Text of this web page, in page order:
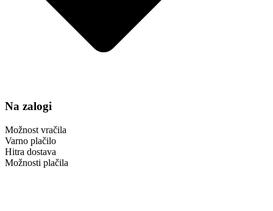
Na zalogi
Možnost vračila
Varno plačilo
Hitra dostava
Možnosti plačila